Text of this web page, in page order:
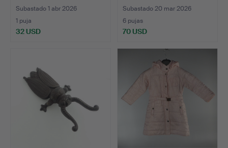
Subastado 1 abr 2026
1 puja
32 USD
Subastado 20 mar 2026
6 pujas
70 USD